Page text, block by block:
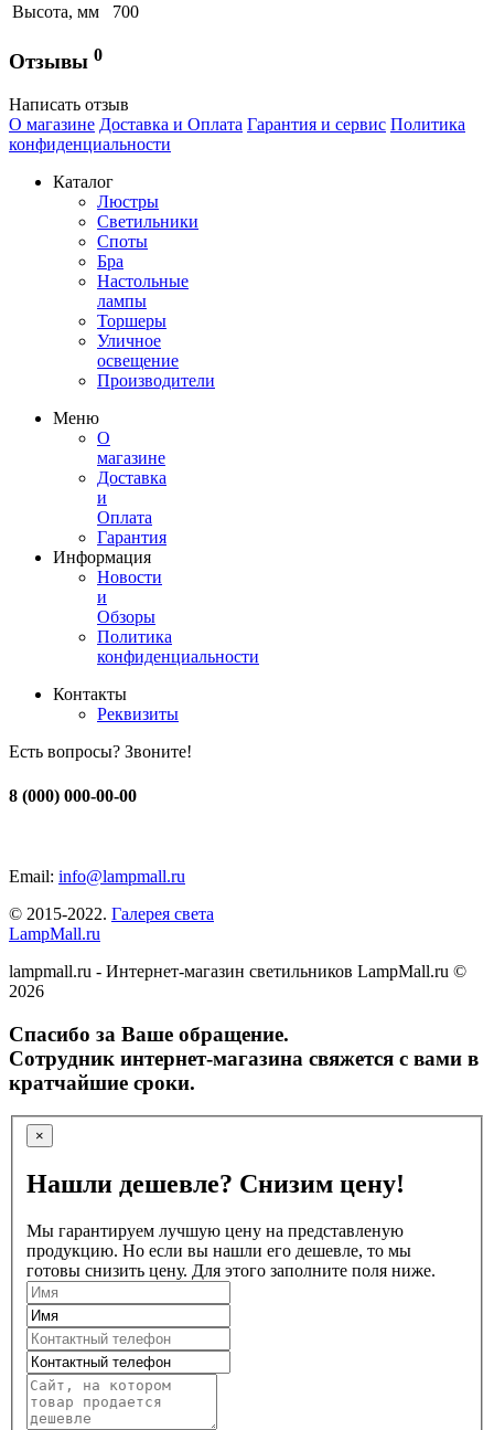
Высота, мм
700
Отзывы 0
Написать отзыв
О магазине Доставка и Оплата Гарантия и сервис Политика
конфиденциальности
Каталог
Люстры
Светильники
Споты
Бра
Настольные
лампы
Торшеры
Уличное
освещение
Производители
Меню
О
магазине
Доставка
и
Оплата
Гарантия
Информация
Новости
и
Обзоры
Политика
конфиденциальности
Контакты
Реквизиты
Есть вопросы? Звоните!
8 (000) 000-00-00
Email: info@lampmall.ru
© 2015-2022. Галерея света
LampMall.ru
lampmall.ru - Интернет-магазин светильников LampMall.ru ©
2026
Спасибо за Ваше обращение.
Сотрудник интернет-магазина свяжется с вами в
кратчайшие сроки.
×
Нашли дешевле? Снизим цену!
Мы гарантируем лучшую цену на представленую
продукцию. Но если вы нашли его дешевле, то мы
готовы снизить цену. Для этого заполните поля ниже.